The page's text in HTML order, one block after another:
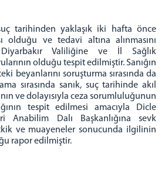
suç tarihinden yaklaşık iki hafta önce
olduğu ve tedavi altına alınmasını
Valiliğine ve İl Sağlık
olduğu tespit edilmiştir. Sanığın
beyanlarını soruşturma sırasında da
sırasında sanık, suç tarihinde akıl
ve dolayısıyla ceza sorumluluğunun
tespit edilmesi amacıyla Dicle
Anabilim Dalı Başkanlığına sevk
ve muayeneler sonucunda ilgilinin
rapor edilmiştir.